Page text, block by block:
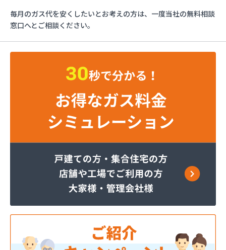
ハマセン株式会社本社
ひつじや商店
フジイ商店
マスヤプロパン店
ミツウロコ 岐阜営業所
ミライフ西日本株式会社 岐阜店
ヤマカネ石原商店
安田商事株式会社
安藤石油株式会社
伊藤忠エネクスホームライフ中部株式会社直売専用
加藤プロパン
海老名商店
毎月のガス代を安くしたいとお考えの方は、一度当社の無料相談
窓口へとご相談ください。